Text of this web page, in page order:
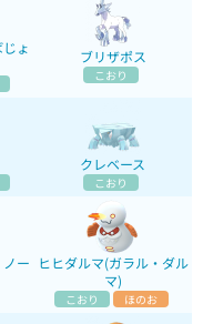
ょ
ブリザポス
こおり
クレベース
こおり
ー ヒヒダルマ(ガラル・ダル
マ)
こおり ほのお